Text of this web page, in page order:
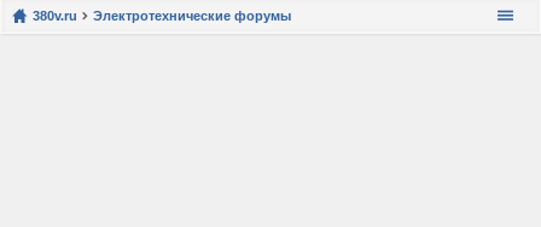
380v.ru Электротехнические форумы